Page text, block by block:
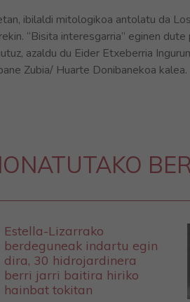
ibilaldi mitologikoa antolatu da
“Bisita interesgarria” eginen dute
azaldu du Eider Etxeberria
Zubia/ Huarte Donibanekoa kalea.
Estella-Lizarrako
berdeguneak indartu egin
dira, 30 hidrojardinera
berri jarri baitira hiriko
hainbat tokitan